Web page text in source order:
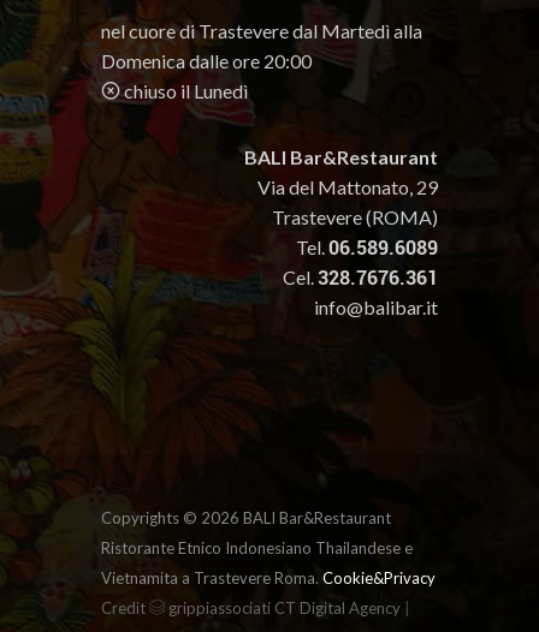
nel cuore di Trastevere dal Martedì alla
Domenica dalle ore 20:00
chiuso il Lunedì
BALI Bar&Restaurant
Via del Mattonato, 29
Trastevere (ROMA)
Tel.06.589.6089
Cel.328.7676.361
info@balibar.it
Copyrights © 2026 BALI Bar&Restaurant
Ristorante Etnico Indonesiano Thailandese e
Vietnamita a Trastevere Roma. Cookie&Privacy
Credit
grippiassociati CT Digital Agency |